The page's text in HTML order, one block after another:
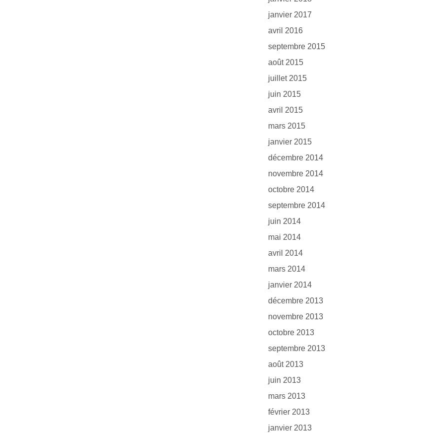
janvier 2017
avril 2016
septembre 2015
août 2015
juillet 2015
juin 2015
avril 2015
mars 2015
janvier 2015
décembre 2014
novembre 2014
octobre 2014
septembre 2014
juin 2014
mai 2014
avril 2014
mars 2014
janvier 2014
décembre 2013
novembre 2013
octobre 2013
septembre 2013
août 2013
juin 2013
mars 2013
février 2013
janvier 2013